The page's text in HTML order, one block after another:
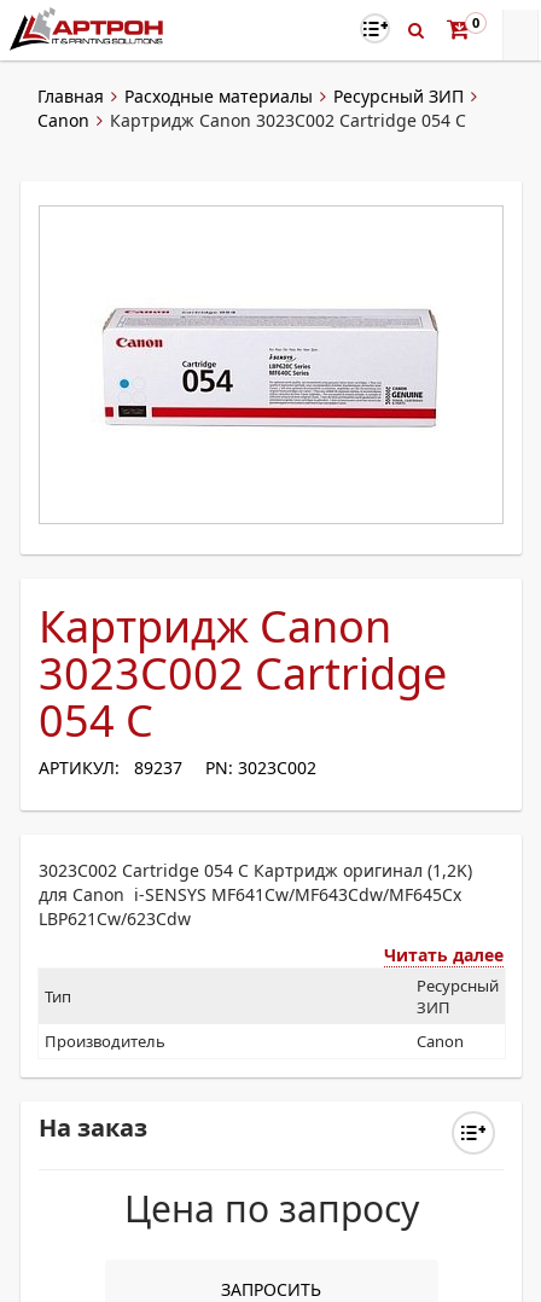
0
Главная Расходные материалы
Ресурсный ЗИП
Canon
Картридж Canon 3023C002 Cartridge 054 C
Картридж Canon
3023C002 Cartridge
054 C
АРТИКУЛ: 89237 PN: 3023C002
3023C002 Cartridge 054 C Картридж оригинал (1,2K)
для Canon i-SENSYS MF641Cw/MF643Cdw/MF645Cx
LBP621Cw/623Cdw
Читать далее
Тип
Ресурсный
ЗИП
Производитель
Canon
На заказ
Цена по запросу
ЗАПРОСИТЬ